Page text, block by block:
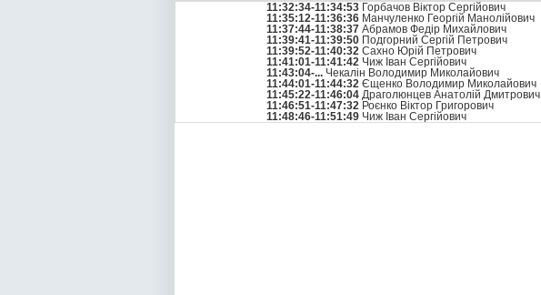
11:32:34-11:34:53 Горбачов Віктор Сергійович
11:35:12-11:36:36 Манчуленко Георгій Манолійович
11:37:44-11:38:37 Абрамов Федір Михайлович
11:39:41-11:39:50 Подгорний Сергій Петрович
11:39:52-11:40:32 Сахно Юрій Петрович
11:41:01-11:41:42 Чиж Іван Сергійович
11:43:04-... Чекалін Володимир Миколайович
11:44:01-11:44:32 Єщенко Володимир Миколайович
11:45:22-11:46:04 Драголюнцев Анатолій Дмитрович
11:46:51-11:47:32 Роєнко Віктор Григорович
11:48:46-11:51:49 Чиж Іван Сергійович